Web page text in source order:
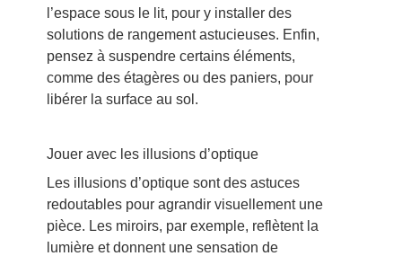
l’espace sous le lit, pour y installer des
solutions de rangement astucieuses. Enfin,
pensez à suspendre certains éléments,
comme des étagères ou des paniers, pour
libérer la surface au sol.
Jouer avec les illusions d’optique
Les illusions d’optique sont des astuces
redoutables pour agrandir visuellement une
pièce. Les miroirs, par exemple, reflètent la
lumière et donnent une sensation de